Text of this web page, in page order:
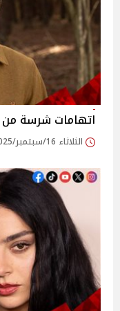
اتهامات شرسة من
الثلاثاء 16/سبتمبر/2025 - 03:00 م